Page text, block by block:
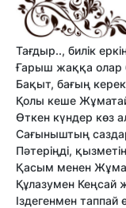
Тағдыр.., билік
Ғарыш жаққа олар
Бақыт, бағың
Қолы кеше
Өткен күндер көз
Сағыныштың
Пәтеріңді,
Қасым менен
Құлазумен Кеңсай
Іздегенмен таппай